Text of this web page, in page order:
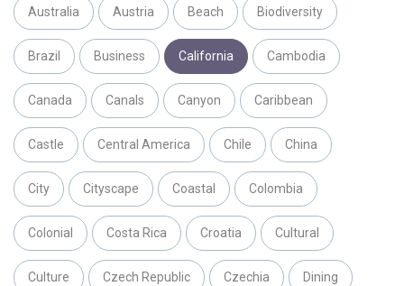
Australia Austria Beach Biodiversity
Brazil Business California Cambodia
Canada Canals Canyon Caribbean
Castle Central America Chile China
City Cityscape Coastal Colombia
Colonial Costa Rica Croatia Cultural
Culture Czech Republic Czechia Dining